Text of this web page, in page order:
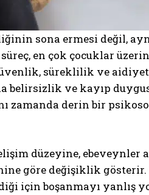
sona ermesi değil,
en çok çocuklar
süreklilik ve
belirsizlik ve kayıp
zamanda derin bir
düzeyine, ebeveynler
göre değişiklik
için boşanmayı